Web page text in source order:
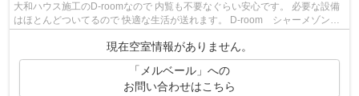
大和ハウス施工のD-roomなので 内覧も不要なぐらい安心です。 必要な設備
はほとんどついてるので 快適な生活が送れます。 D-room シャーメゾン
現在空室情報がありません。
「メルベール」への
お問い合わせはこちら